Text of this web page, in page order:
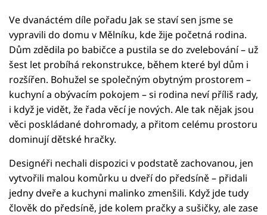
Ve dvanáctém díle pořadu Jak se staví sen jsme se
vypravili do domu v Mělníku, kde žije početná rodina.
Dům zdědila po babičce a pustila se do zvelebování – už
šest let probíhá rekonstrukce, během které byl dům i
rozšířen. Bohužel se společným obytným prostorem –
kuchyní a obývacím pokojem – si rodina neví příliš rady,
i když je vidět, že řada věcí je nových. Ale tak nějak jsou
věci poskládané dohromady, a přitom celému prostoru
dominují dětské hračky.
Designéři nechali dispozici v podstatě zachovanou, jen
vytvořili malou komůrku u dveří do předsíně – přidali
jedny dveře a kuchyni malinko zmenšili. Když jde tudy
člověk do předsíně, jde kolem pračky a sušičky, ale zase